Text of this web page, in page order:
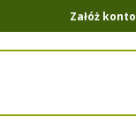
Załóż konto